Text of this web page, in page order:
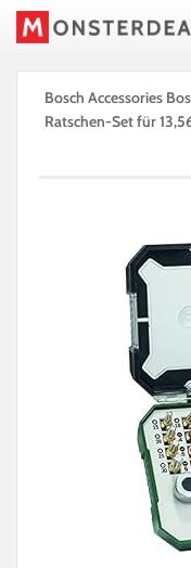
Bosch Accessories
Ratschen-Set für